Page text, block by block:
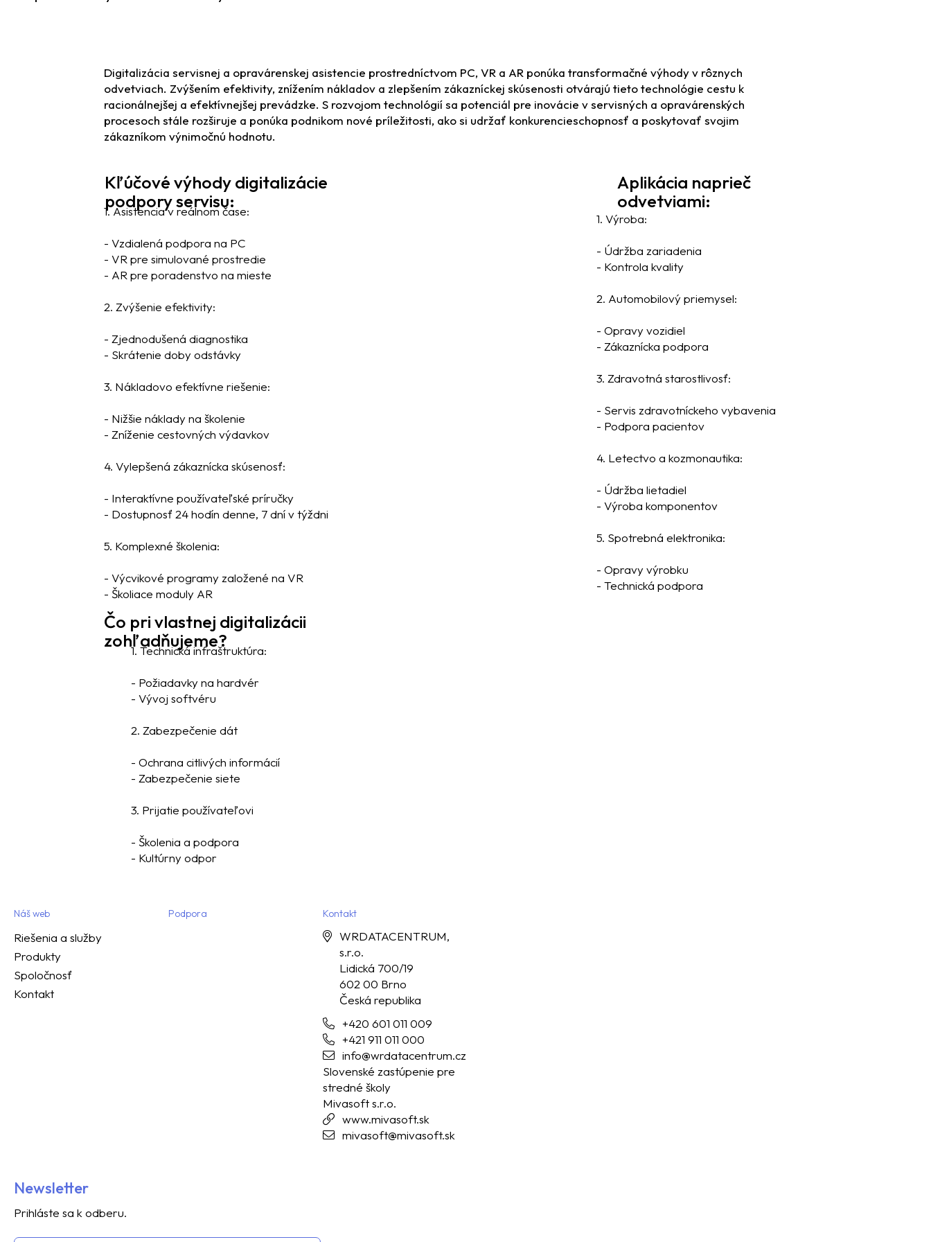
Digitalizácia servisnej a opravárenskej asistencie prostredníctvom PC, VR a AR ponúka transformačné výhody v rôznych
odvetviach. Zvýšením efektivity, znížením nákladov a zlepšením zákazníckej skúsenosti otvárajú tieto technológie cestu k
racionálnejšej a efektívnejšej prevádzke. S rozvojom technológií sa potenciál pre inovácie v servisných a opravárenských
procesoch stále rozširuje a ponúka podnikom nové príležitosti, ako si udržať konkurencieschopnosť a poskytovať svojim
zákazníkom výnimočnú hodnotu.
Kľúčové výhody digitalizácie
podpory servisu:
1. Asistencia v reálnom čase:
- Vzdialená podpora na PC
- VR pre simulované prostredie
- AR pre poradenstvo na mieste
2. Zvýšenie efektivity:
- Zjednodušená diagnostika
- Skrátenie doby odstávky
3. Nákladovo efektívne riešenie:
- Nižšie náklady na školenie
- Zníženie cestovných výdavkov
4. Vylepšená zákaznícka skúsenosť:
- Interaktívne používateľské príručky
- Dostupnosť 24 hodín denne, 7 dní v týždni
5. Komplexné školenia:
- Výcvikové programy založené na VR
- Školiace moduly AR
Aplikácia naprieč
odvetviami:
1. Výroba:
- Údržba zariadenia
- Kontrola kvality
2. Automobilový priemysel:
- Opravy vozidiel
- Zákaznícka podpora
3. Zdravotná starostlivosť:
- Servis zdravotníckeho vybavenia
- Podpora pacientov
4. Letectvo a kozmonautika:
- Údržba lietadiel
- Výroba komponentov
5. Spotrebná elektronika:
- Opravy výrobku
- Technická podpora
Čo pri vlastnej digitalizácii
zohľadňujeme?
1. Technická infraštruktúra:
- Požiadavky na hardvér
- Vývoj softvéru
2. Zabezpečenie dát
- Ochrana citlivých informácií
- Zabezpečenie siete
3. Prijatie používateľovi
- Školenia a podpora
- Kultúrny odpor
Náš web
Riešenia a služby
Produkty
Spoločnosť
Kontakt
Podpora Kontakt
WRDATACENTRUM,
s.r.o.
Lidická 700/19
602 00 Brno
Česká republika
+420 601 011 009
+421 911 011 000
info@wrdatacentrum.cz
Slovenské zastúpenie pre
stredné školy
Mivasoft s.r.o.
www.mivasoft.sk
mivasoft@mivasoft.sk
Newsletter
Prihláste sa k odberu.